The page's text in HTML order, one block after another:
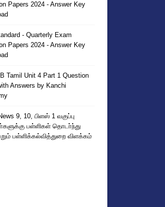
Papers 2024 - Answer Key
- Quarterly Exam
Papers 2024 - Answer Key
Tamil Unit 4 Part 1 Question
Answers by Kanchi
9, 10, பிளஸ் 1 வகுப்பு
பள்ளிகள் தொடா்ந்து
பள்ளிக்கல்வித்துறை விளக்கம்